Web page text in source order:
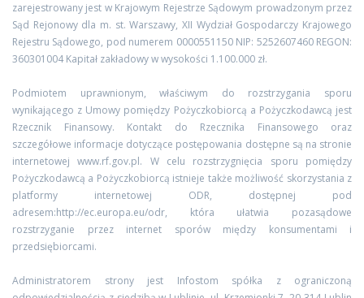
zarejestrowany jest w Krajowym Rejestrze Sądowym prowadzonym przez
Sąd Rejonowy dla m. st. Warszawy, XII Wydział Gospodarczy Krajowego
Rejestru Sądowego, pod numerem 0000551150 NIP: 5252607460 REGON:
360301004 Kapitał zakładowy w wysokości 1.100.000 zł.
Podmiotem uprawnionym, właściwym do rozstrzygania sporu
wynikającego z Umowy pomiędzy Pożyczkobiorcą a Pożyczkodawcą jest
Rzecznik Finansowy. Kontakt do Rzecznika Finansowego oraz
szczegółowe informacje dotyczące postępowania dostępne są na stronie
internetowej www.rf.gov.pl. W celu rozstrzygnięcia sporu pomiędzy
Pożyczkodawcą a Pożyczkobiorcą istnieje także możliwość skorzystania z
platformy internetowej ODR, dostępnej pod
adresem:http://ec.europa.eu/odr, która ułatwia pozasądowe
rozstrzyganie przez internet sporów między konsumentami i
przedsiębiorcami.
Administratorem strony jest Infostom spółka z ograniczoną